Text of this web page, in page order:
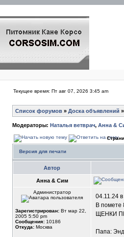
Текущее время: Пт авг 07, 2026 3:45 am
Список форумов » Доска объявлений »
Модераторы: Наталья ветврач, Анна &
Версия для печати
Автор
Анна & Сим
Администратор
Зарегистрирован: Вт мар 22,
2005 5:50 pm
Сообщения: 10186
Откуда: Москва
04.11.24
В помете
ЩЕНКИ
Папа: